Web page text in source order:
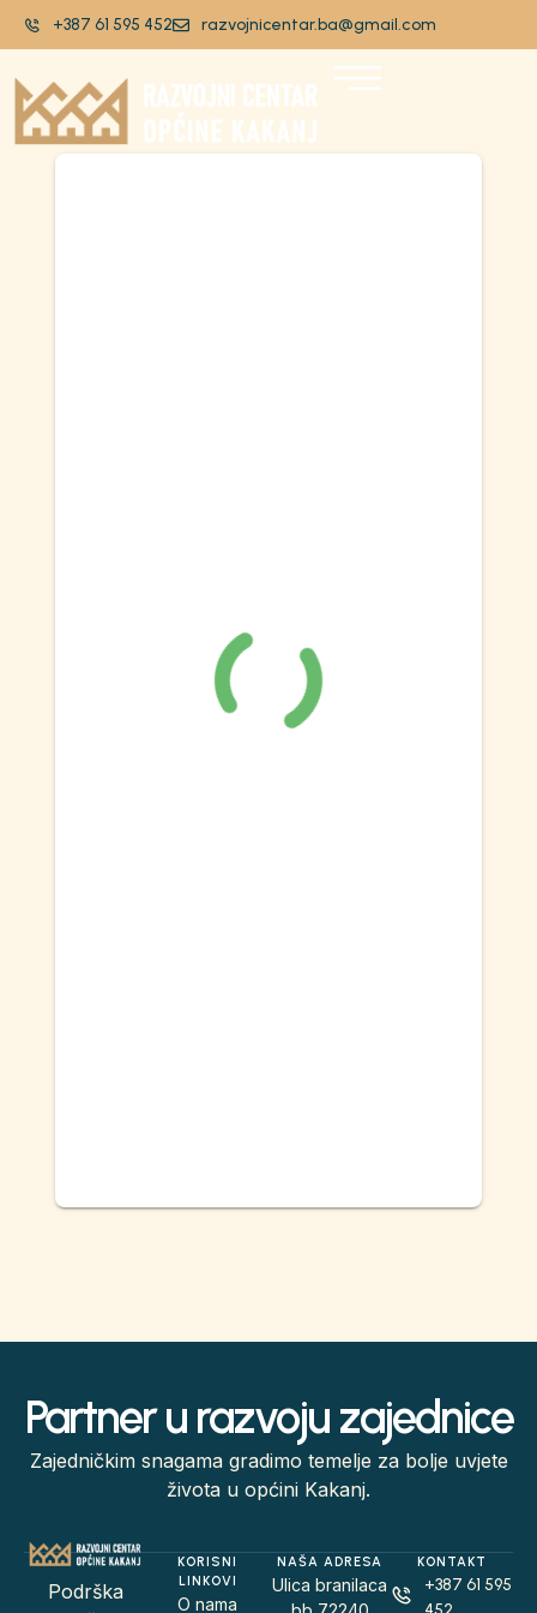
+387 61 595 452 razvojnicentar.ba@gmail.com
Partner u razvoju zajednice
Zajedničkim snagama gradimo temelje za bolje uvjete
života u općini Kakanj.
Podrška
KORISNI
LINKOVI
O nama
NAŠA ADRESA
Ulica branilaca
KONTAKT
+387 61 595